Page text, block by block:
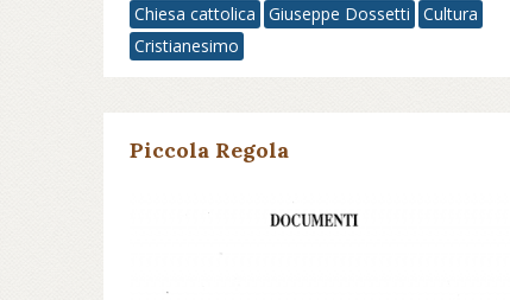
Chiesa cattolica
Giuseppe Dossetti
Cultura
Cristianesimo
Piccola Regola